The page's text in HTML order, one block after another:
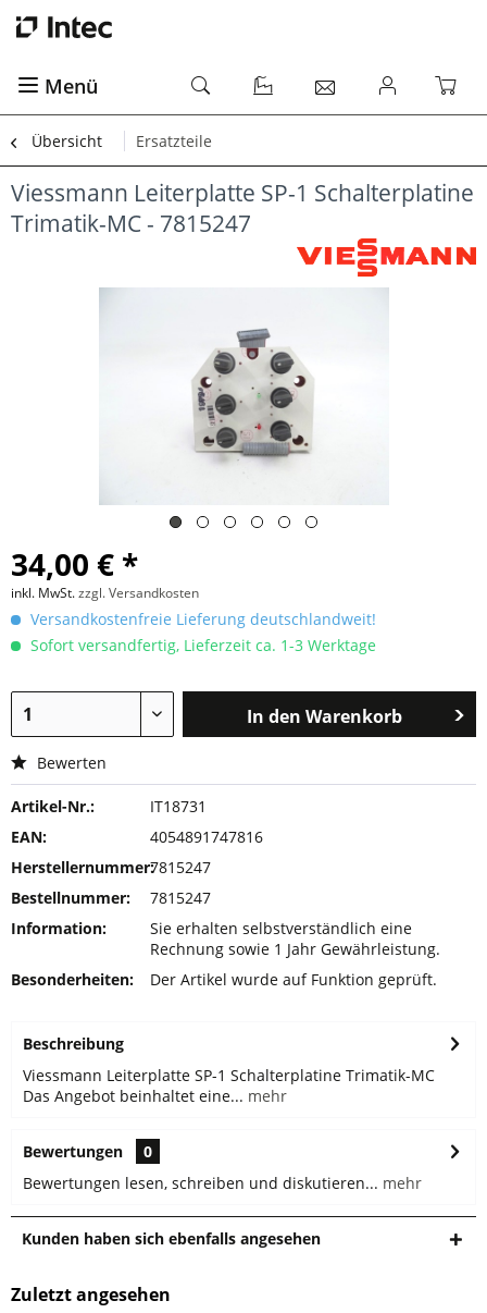
Menü
Übersicht Ersatzteile
Viessmann Leiterplatte SP-1 Schalterplatine
Trimatik-MC - 7815247
34,00 € *
inkl. MwSt.zzgl. Versandkosten
Versandkostenfreie Lieferung deutschlandweit!
Sofort versandfertig, Lieferzeit ca. 1-3 Werktage
In den Warenkorb
Bewerten
Artikel-Nr.:
IT18731
EAN:
4054891747816
Herstellernummer:7815247
Bestellnummer:
7815247
Information:
Sie erhalten selbstverständlich eine
Rechnung sowie 1 Jahr Gewährleistung.
Besonderheiten:
Der Artikel wurde auf Funktion geprüft.
Beschreibung
Viessmann Leiterplatte SP-1 Schalterplatine Trimatik-MC
Das Angebot beinhaltet eine... mehr
Bewertungen
0
Bewertungen lesen, schreiben und diskutieren... mehr
Kunden haben sich ebenfalls angesehen
Zuletzt angesehen